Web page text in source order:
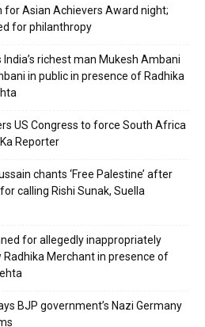
for Asian Achievers Award night;
for philanthropy
richest man Mukesh Ambani
in public in presence of Radhika
US Congress to force South Africa
Reporter
chants ‘Free Palestine’ after
calling Rishi Sunak, Suella
for allegedly inappropriately
Merchant in presence of
BJP government’s Nazi Germany